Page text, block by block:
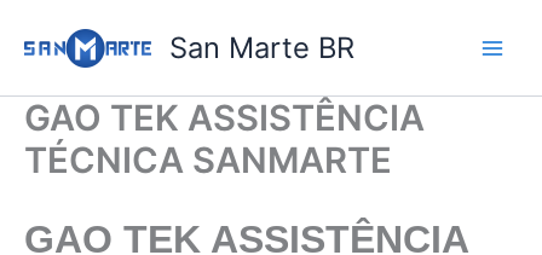
para
conteúdo
San Marte BR
GAO TEK ASSISTÊNCIA
TÉCNICA SANMARTE
GAO TEK ASSISTÊNCIA